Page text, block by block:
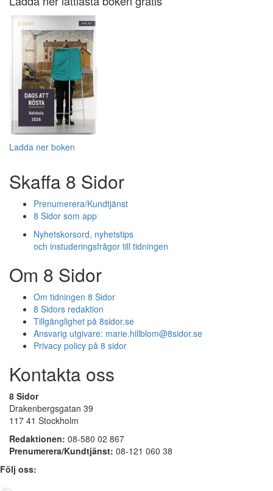
Ladda ner boken
Skaffa 8 Sidor
Prenumerera/Kundtjänst
8 Sidor som app
Nyhetskorsord, nyhetstips
och instuderingsfrågor till tidningen
Om 8 Sidor
Om tidningen 8 Sidor
8 Sidors redaktion
Tillgänglighet på 8sidor.se
Ansvarig utgivare: marie.hillblom@8sidor.se
Privacy policy på 8 sidor
Kontakta oss
8 Sidor
Drakenbergsgatan 39
117 41 Stockholm
Redaktionen: 08-580 02 867
Prenumerera/Kundtjänst: 08-121 060 38
Följ oss: